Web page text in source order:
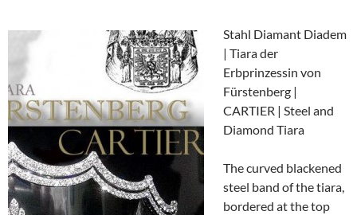
Stahl Diamant Diadem
| Tiara der
Erbprinzessin von
Fürstenberg |
CARTIER | Steel and
Diamond Tiara
The curved blackened
steel band of the tiara,
bordered at the top